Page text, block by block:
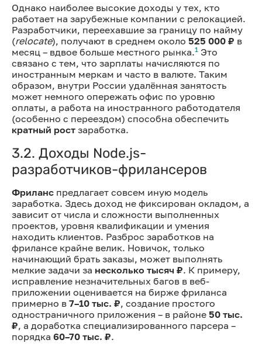
Однако наиболее высокие доходы у тех, кто
работает на зарубежные компании с релокацией.
Разработчики, переехавшие за границу по найму
(relocate), получают в среднем около 525 000 ₽ в
месяц – вдвое больше местного рынка.1 Это
связано с тем, что зарплаты начисляются по
иностранным меркам и часто в валюте. Таким
образом, внутри России удалённая занятость
может немного опережать офис по уровню
оплаты, а работа на иностранного работодателя
(особенно с переездом) способна обеспечить
кратный рост заработка.
3.2. Доходы Node.js-
разработчиков-фрилансеров
Фриланс предлагает совсем иную модель
заработка. Здесь доход не фиксирован окладом, а
зависит от числа и сложности выполненных
проектов, уровня квалификации и умения
находить клиентов. Разброс заработков на
фрилансе крайне велик. Новичок, только
начинающий брать заказы, может выполнять
мелкие задачи за несколько тысяч ₽. К примеру,
исправление незначительных багов в веб-
приложении оценивается на бирже фриланса
примерно в 7–10 тыс. ₽, создание простого
одностраничного приложения – в районе 50 тыс.
₽, а доработка специализированного парсера –
порядка 60–70 тыс. ₽.